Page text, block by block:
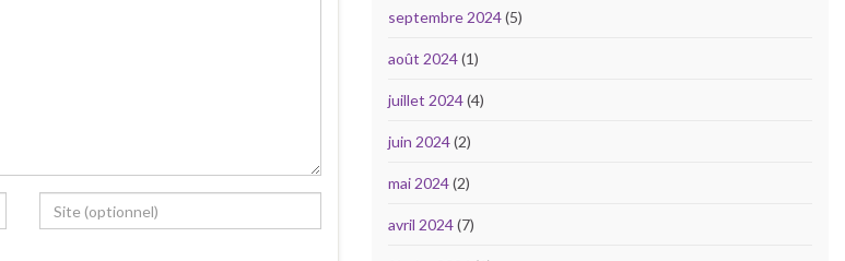
septembre 2024(5)
août 2024(1)
juillet 2024(4)
juin 2024(2)
mai 2024(2)
avril 2024(7)